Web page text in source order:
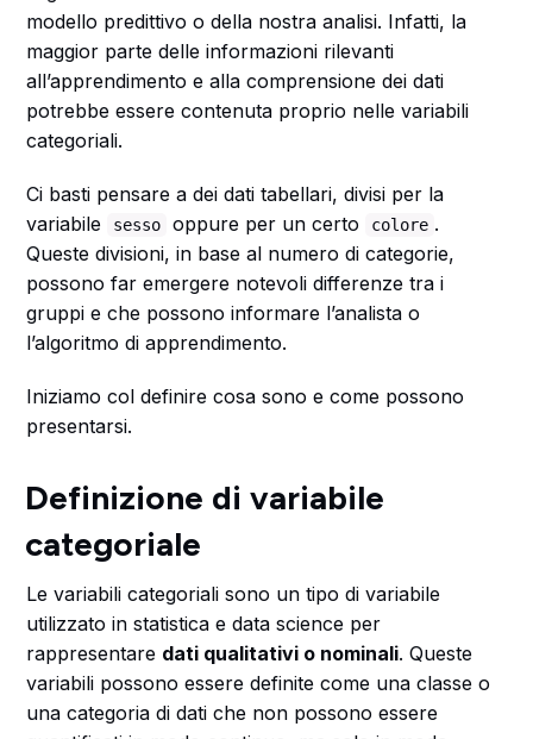
modello predittivo o della nostra analisi. Infatti, la
maggior parte delle informazioni rilevanti
all’apprendimento e alla comprensione dei dati
potrebbe essere contenuta proprio nelle variabili
categoriali.
Ci basti pensare a dei dati tabellari, divisi per la
variabile
sesso oppure per un certo colore .
Queste divisioni, in base al numero di categorie,
possono far emergere notevoli differenze tra i
gruppi e che possono informare l’analista o
l’algoritmo di apprendimento.
Iniziamo col definire cosa sono e come possono
presentarsi.
Definizione di variabile
categoriale
Le variabili categoriali sono un tipo di variabile
utilizzato in statistica e data science per
rappresentare dati qualitativi o nominali. Queste
variabili possono essere definite come una classe o
una categoria di dati che non possono essere